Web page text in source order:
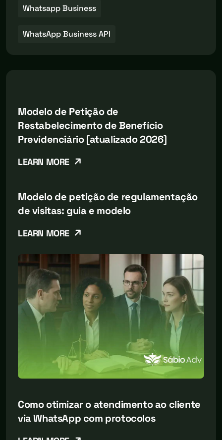
Whatsapp Business
WhatsApp Business API
Modelo de Petição de
Restabelecimento de Benefício
Previdenciário [atualizado 2026]
LEARN MORE
Modelo de petição de regulamentação
de visitas: guia e modelo
LEARN MORE
Como otimizar o atendimento ao cliente
via WhatsApp com protocolos